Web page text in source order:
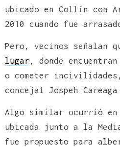
ubicado en Collín con
2010 cuando fue
Pero, vecinos señalan
lugar , donde
o cometer
concejal Jospeh
Algo similar ocurrió en
ubicada junto a la
fue propuesto para